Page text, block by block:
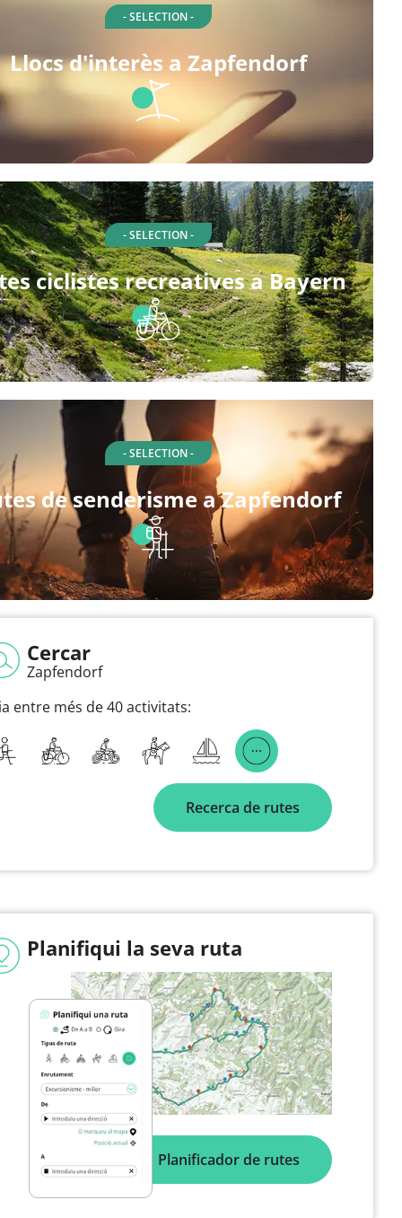
- SELECTION -
Llocs d'interès a Zapfendorf
- SELECTION -
ciclistes recreatives a Bayern
- SELECTION -
de senderisme a Zapfendorf
Cercar
Zapfendorf
entre més de 40 activitats:
Recerca de rutes
Planifiqui la seva ruta
Planificador de rutes